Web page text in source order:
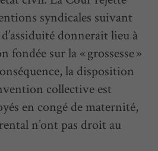
syndicales suivant
donnerait lieu à
fondée sur la « grossesse »
la disposition
collective est
en congé de maternité,
n’ont pas droit au